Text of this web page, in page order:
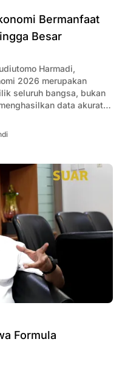
Bermanfaat
Besar
Harmadi,
2026 merupakan
seluruh bangsa, bukan
data akurat
sekaligus menjadi
Formula